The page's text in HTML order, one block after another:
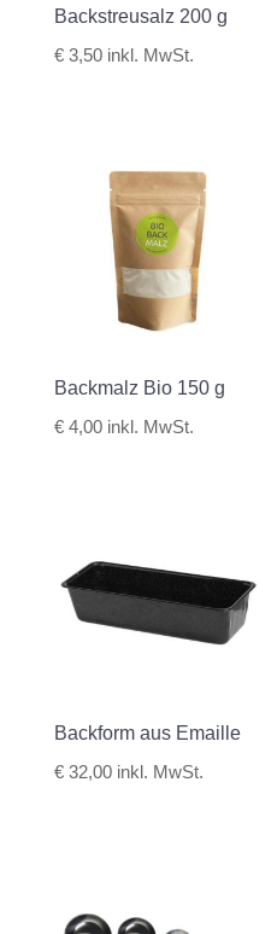
Backstreusalz 200 g
€3,50 inkl. MwSt.
Backmalz Bio 150 g
€4,00 inkl. MwSt.
Backform aus Emaille
€32,00 inkl. MwSt.